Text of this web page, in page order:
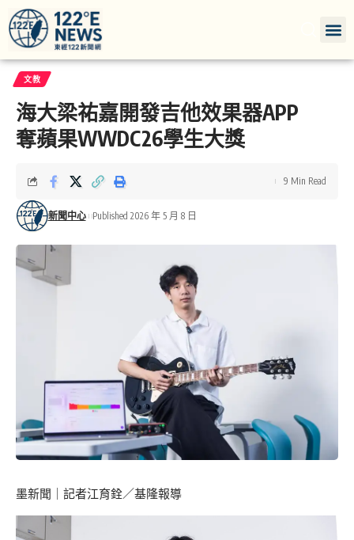
文教
海大梁祐嘉開發吉他效果器APP
奪蘋果WWDC26學生大獎
新聞中心 Published 2026 年 5 月 8 日
9 Min Read
墨新聞 ｜記者江育銓／基隆報導